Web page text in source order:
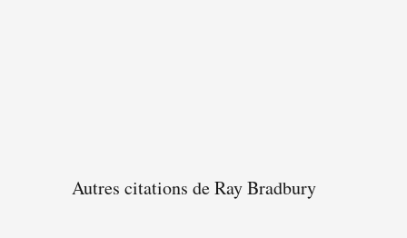
Autres citations de Ray Bradbury